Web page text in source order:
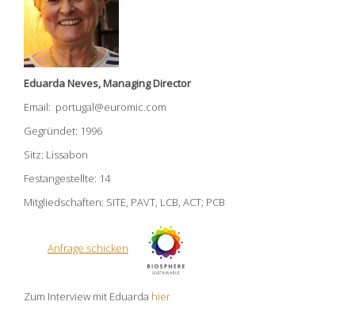
Eduarda Neves, Managing Director
Email: portugal@euromic.com
Gegründet: 1996
Sitz: Lissabon
Festangestellte: 14
Mitgliedschaften: SITE, PAVT, LCB, ACT; PCB
Anfrage schicken
Zum Interview mit Eduarda hier